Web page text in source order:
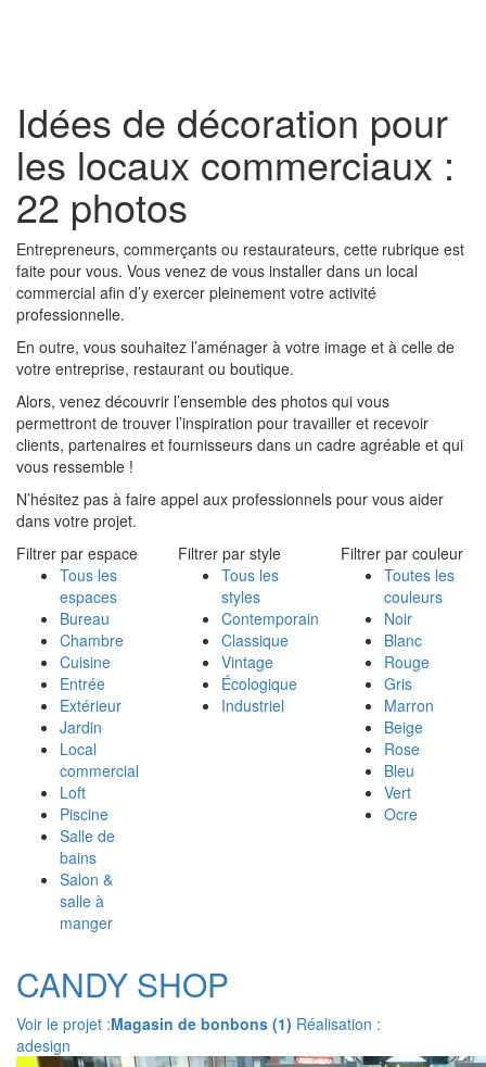
Idées de décoration pour
les locaux commerciaux :
22 photos
Entrepreneurs, commerçants ou restaurateurs, cette rubrique est
faite pour vous. Vous venez de vous installer dans un local
commercial afin d’y exercer pleinement votre activité
professionnelle.
En outre, vous souhaitez l’aménager à votre image et à celle de
votre entreprise, restaurant ou boutique.
Alors, venez découvrir l’ensemble des photos qui vous
permettront de trouver l’inspiration pour travailler et recevoir
clients, partenaires et fournisseurs dans un cadre agréable et qui
vous ressemble !
N’hésitez pas à faire appel aux professionnels pour vous aider
dans votre projet.
Filtrer par espace
Tous les
espaces
Bureau
Chambre
Cuisine
Entrée
Extérieur
Jardin
Local
commercial
Loft
Piscine
Salle de
bains
Salon &
salle à
manger
Filtrer par style
Tous les
styles
Contemporain
Classique
Vintage
Écologique
Industriel
Filtrer par couleur
Toutes les
couleurs
Noir
Blanc
Rouge
Gris
Marron
Beige
Rose
Bleu
Vert
Ocre
CANDY SHOP
Voir le projet :Magasin de bonbons (1) Réalisation :
adesign